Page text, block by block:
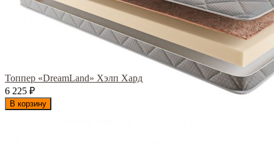
Топпер «DreamLand» Хэлп Хард
6 225 ₽
В корзину